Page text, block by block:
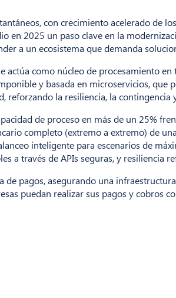
con crecimiento acelerado de
en 2025 un paso clave en la
a un ecosistema que demanda
como núcleo de procesamiento
y basada en microservicios,
la resiliencia, la contingencia
de proceso en más de un 25%
completo (extremo a extremo) de
inteligente para escenarios de
a través de APIs seguras, y resiliencia
de pagos, asegurando una
puedan realizar sus pagos y cobros